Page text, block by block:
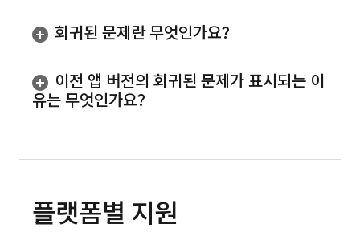
회귀된 문제란 무엇인가요?
이전 앱 버전의 회귀된 문제가 표시되는 이
유는 무엇인가요?
플랫폼별 지원